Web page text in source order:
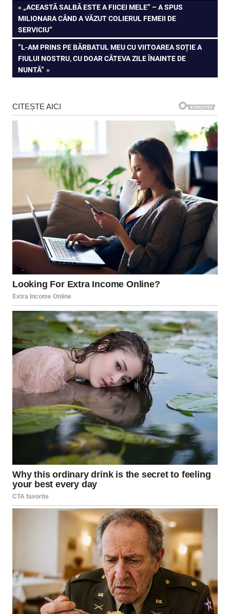
Navigare
în
articole
PREVIOUS
POST:
„ACEASTĂ SALBĂ ESTE A FIICEI MELE” – A SPUS
MILIONARA CÂND A VĂZUT COLIERUL FEMEII DE
SERVICIU”
NEXT
POST:
”L-AM PRINS PE BĂRBATUL MEU CU VIITOAREA SOȚIE A
FIULUI NOSTRU, CU DOAR CÂTEVA ZILE ÎNAINTE DE
NUNTĂ”